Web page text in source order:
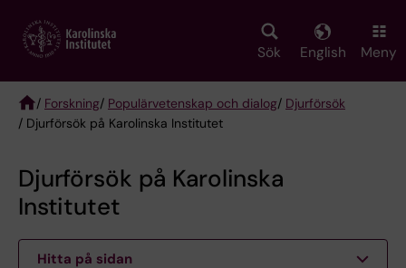
main
Sök English Meny
Breadcrumb
/ Forskning/ Populärvetenskap och dialog/ Djurförsök
/ Djurförsök på Karolinska Institutet
Djurförsök på Karolinska
Institutet
Hitta på sidan